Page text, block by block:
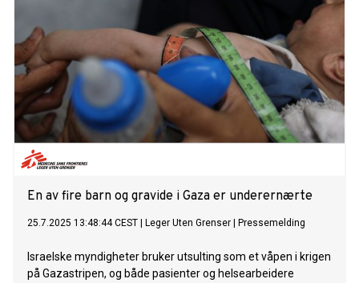
En av fire barn og gravide i Gaza er underernærte
25.7.2025 13:48:44 CEST Leger Uten Grenser Pressemelding
Israelske myndigheter bruker utsulting som et våpen i krigen
på Gazastripen, og både pasienter og helsearbeidere